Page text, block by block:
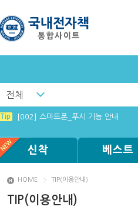
전체
Tip [002] 스마트폰_푸시 기능 안내
신착 베스트
HOME TIP(이용안내)
TIP(이용안내)